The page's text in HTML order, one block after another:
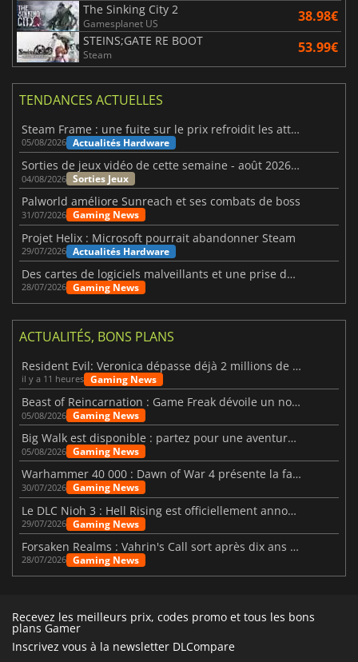
The Sinking City 2
Gamesplanet US 38.98€
STEINS;GATE RE BOOT
Steam 53.99€
TENDANCES ACTUELLES
Steam Frame : une fuite sur le prix refroidit les attentes VR
05/08/2026 Actualités Hardware
Sorties de jeux vidéo de cette semaine - août 2026 (semaine 32)
04/08/2026 Sorties Jeux
Palworld améliore Sunreach et ses combats de boss
31/07/2026 Gaming News
Projet Helix : Microsoft pourrait abandonner Steam
29/07/2026 Actualités Hardware
Des cartes de logiciels malveillants et une prise de contrôle de Discord ont touché Meccha Chameleon
28/07/2026 Gaming News
ACTUALITÉS, BONS PLANS
Resident Evil: Veronica dépasse déjà 2 millions de wishlists
il y a 11 heures Gaming News
Beast of Reincarnation : Game Freak dévoile un nouveau pari
05/08/2026 Gaming News
Big Walk est disponible : partez pour une aventure entre amis
05/08/2026 Gaming News
Warhammer 40 000 : Dawn of War 4 présente la faction des Nécrons
30/07/2026 Gaming News
Le DLC Nioh 3 : Hell Rising est officiellement annoncé
29/07/2026 Gaming News
Forsaken Realms : Vahrin's Call sort après dix ans de développement
28/07/2026 Gaming News
Recevez les meilleurs prix, codes promo et tous les bons
plans Gamer
Inscrivez vous à la newsletter DLCompare